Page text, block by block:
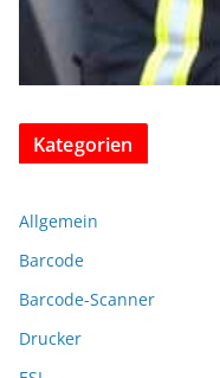
Kategorien
Allgemein
Barcode
Barcode-Scanner
Drucker